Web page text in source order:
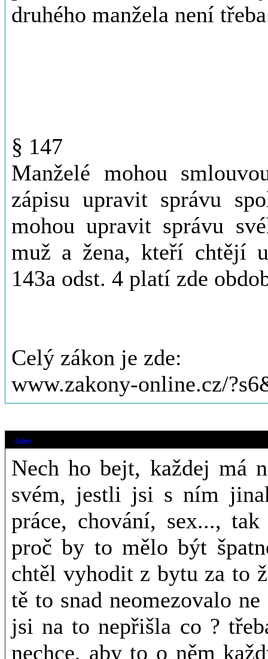
druhého manžela není
§ 147
Manželé mohou
zápisu upravit správu
mohou upravit správu
muž a žena, kteří chtějí
143a odst. 4 platí zde
Celý zákon je zde:
www.zakony-online.cz/
Johny
Nech ho bejt, každej má
svém, jestli jsi s ním
práce, chování, sex...,
proč by to mělo být
chtěl vyhodit z bytu za to
tě to snad neomezovalo
jsi na to nepřišla co ?
nechce, aby to o něm